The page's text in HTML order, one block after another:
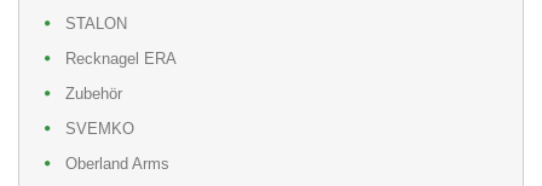
STALON
Recknagel ERA
Zubehör
SVEMKO
Oberland Arms